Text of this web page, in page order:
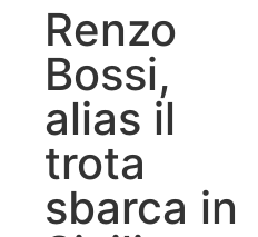
Renzo
Bossi,
alias il
trota
sbarca in